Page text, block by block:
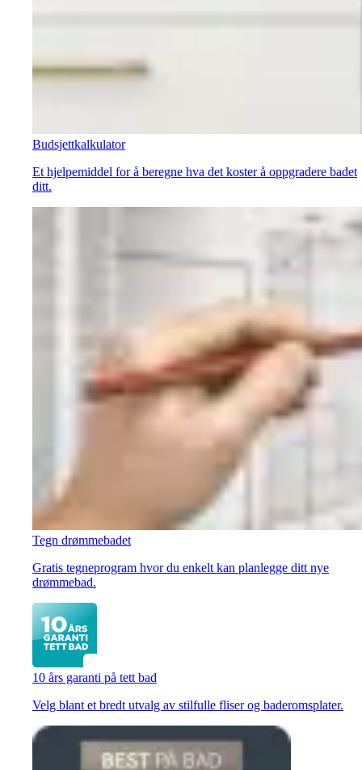
Budsjettkalkulator
Et hjelpemiddel for å beregne hva det koster å oppgradere badet
ditt.
Tegn drømmebadet
Gratis tegneprogram hvor du enkelt kan planlegge ditt nye
drømmebad.
10 års garanti på tett bad
Velg blant et bredt utvalg av stilfulle fliser og baderomsplater.